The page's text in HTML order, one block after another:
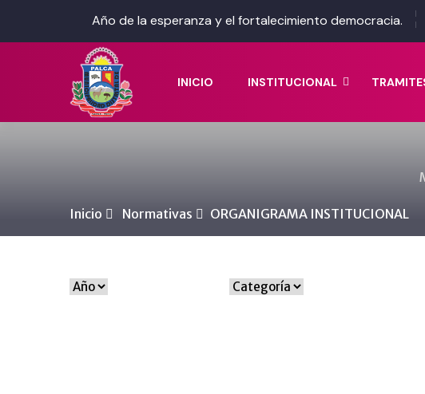
Año de la esperanza y el fortalecimiento democracia.
INICIO INSTITUCIONAL
Inicio Normativas ORGANIGRAMA INSTITUCIONAL